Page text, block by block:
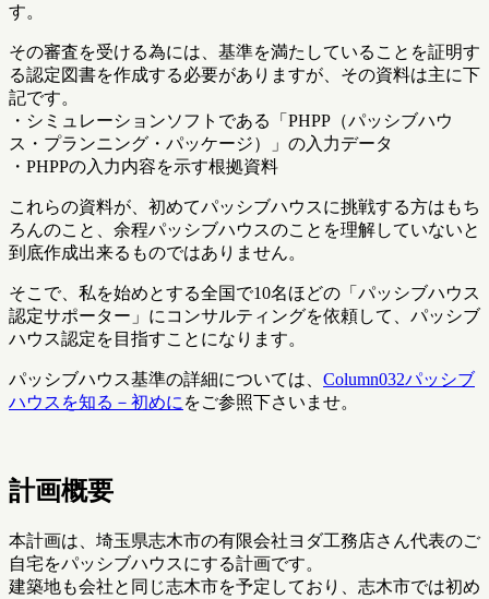
す。
その審査を受ける為には、基準を満たしていることを証明す
る認定図書を作成する必要がありますが、その資料は主に下
記です。
・シミュレーションソフトである「PHPP（パッシブハウ
ス・プランニング・パッケージ）」の入力データ
・PHPPの入力内容を示す根拠資料
これらの資料が、初めてパッシブハウスに挑戦する方はもち
ろんのこと、余程パッシブハウスのことを理解していないと
到底作成出来るものではありません。
そこで、私を始めとする全国で10名ほどの「パッシブハウス
認定サポーター」にコンサルティングを依頼して、パッシブ
ハウス認定を目指すことになります。
パッシブハウス基準の詳細については、 Column032パッシブ
ハウスを知る－初めに をご参照下さいませ。
計画概要
本計画は、埼玉県志木市の有限会社ヨダ工務店さん代表のご
自宅をパッシブハウスにする計画です。
建築地も会社と同じ志木市を予定しており、志木市では初め